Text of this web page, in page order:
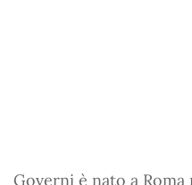
Governi è nato a